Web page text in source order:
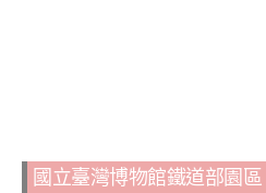
國立臺灣博物館鐵道部園